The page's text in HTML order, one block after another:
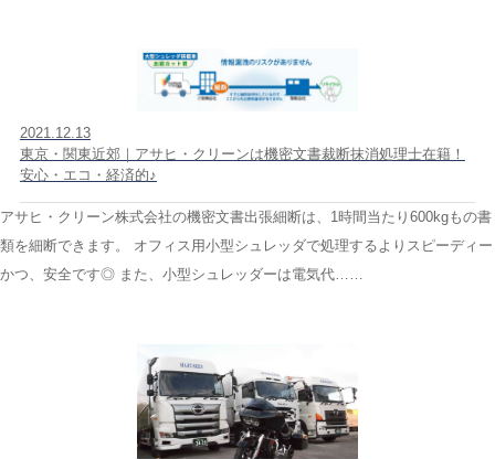
2021.12.13
東京・関東近郊｜アサヒ・クリーンは機密文書裁断抹消処理士在籍！
安心・エコ・経済的♪
アサヒ・クリーン株式会社の機密文書出張細断は、1時間当たり600kgもの書
類を細断できます。 オフィス用小型シュレッダで処理するよりスピーディー
かつ、安全です◎ また、小型シュレッダーは電気代……